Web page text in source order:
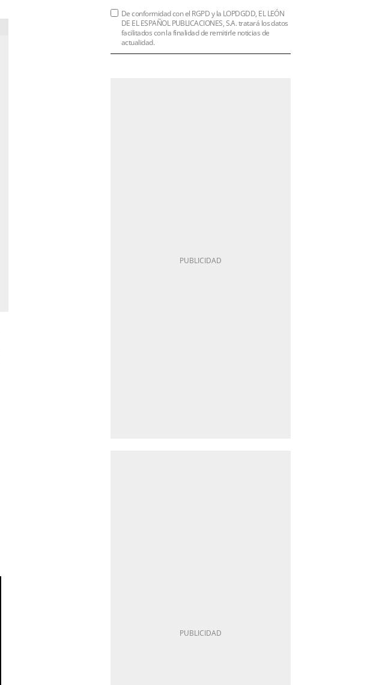
De conformidad con el RGPD y la LOPDGDD, EL LEÓN
DE EL ESPAÑOL PUBLICACIONES, S.A. tratará los datos
facilitados con la finalidad de remitirle noticias de
actualidad.